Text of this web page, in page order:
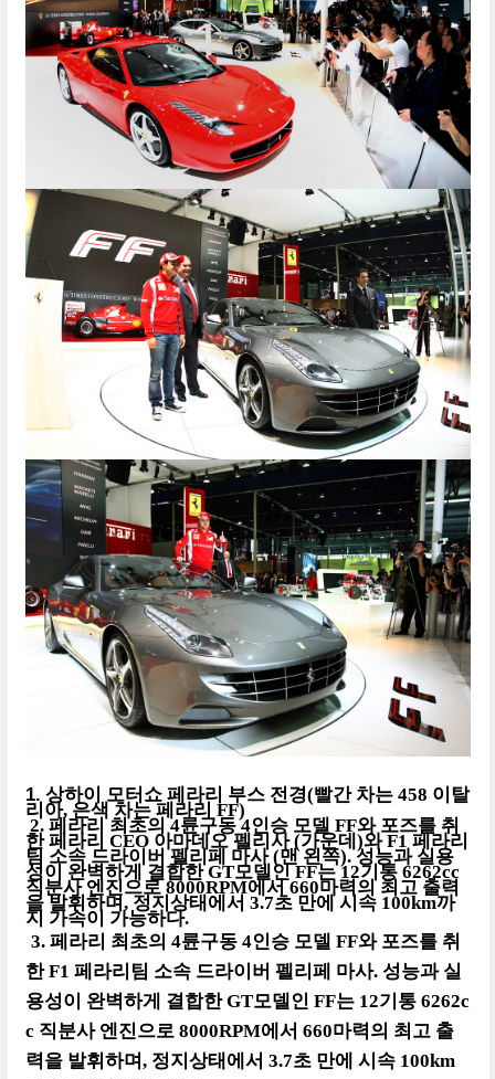
1. 상하이 모터쇼 페라리 부스 전경(빨간 차는458 이탈
리아, 은색 차는 페라리 FF)
2. 페라리 최초의 4륜구동4인승 모델 FF와 포즈를 취
한 페라리 CEO 아마데오 펠리사(가운데 )와F1 페라리
팀 소속 드라이버 펠리페 마사(맨 왼쪽).성능과 실용
성이 완벽하게 결합한GT모델인 FF는12기통6262cc
직분사 엔진으로8000RPM에서 660마력의 최고 출력
을 발휘하며, 정지상태에서 3.7초 만에 시속100km까
지 가속이 가능하다.
3. 페라리 최초의 4륜구동4인승 모델 FF와 포즈를 취
한F1 페라리팀 소속 드라이버 펠리페 마사. 성능과 실
용성이 완벽하게 결합한GT모델인 FF는12기통6262c
c 직분사 엔진으로8000RPM에서 660마력의 최고 출
력을 발휘하며, 정지상태에서 3.7초 만에 시속100km